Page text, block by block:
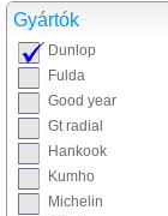
Gyártók
Dunlop
Fulda
Good year
Gt radial
Hankook
Kumho
Michelin